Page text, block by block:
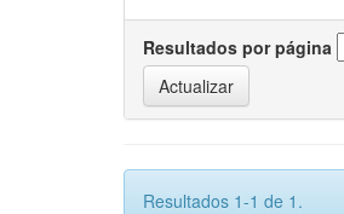
Resultados por página
Resultados 1-1 de 1.